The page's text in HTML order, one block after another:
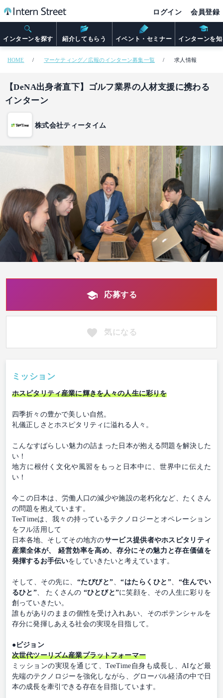
インターンを探す 紹介してもらう イベント・セミナー インターンを
ログイン 会員登録
HOME マーケティング／広報のインターン募集一覧 求人情報
【DeNA出身者直下】ゴルフ業界の人材支援に携わる
インターン
株式会社ティータイム
応募する
気になる
ミッション
ホスピタリティ産業に輝きを人々の人生に彩りを
四季折々の豊かで美しい自然。
礼儀正しさとホスピタリティに溢れる人々。
こんなすばらしい魅力の詰まった日本が抱える問題を解決した
い！
地方に根付く文化や風習をもっと日本中に、世界中に伝えた
い！
今この日本は、労働人口の減少や施設の老朽化など、たくさん
の問題を抱えています。
TeeTimeは、我々の持っているテクノロジーとオペレーション
をフル活用して
日本各地、そしてその地方のサービス提供者やホスピタリティ
産業全体が、 経営効率を高め、存分にその魅力と存在価値を
発揮するお手伝いをしていきたいと考えています。
そして、その先に、 “たびびと” 、“はたらくひと”、 “住んでい
るひと”、 たくさんの “ひとびと”に笑顔を、その人生に彩りを
創っていきたい。
誰もがありのままの個性を受け入れあい、そのポテンシャルを
存分に発揮しあえる社会の実現を目指して。
●ビジョン
次世代ツーリズム産業プラットフォーマー
ミッションの実現を通じて、TeeTime自身も成長し、AIなど最
先端のテクノロジーを強化しながら、グローバル経済の中で日
本の成長を牽引できる存在を目指しています。